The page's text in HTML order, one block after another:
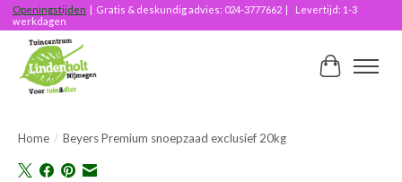
Openingstijden | Gratis & deskundig advies: 024-3777662 | Levertijd: 1-3
werkdagen
Home / Beyers Premium snoepzaad exclusief 20kg